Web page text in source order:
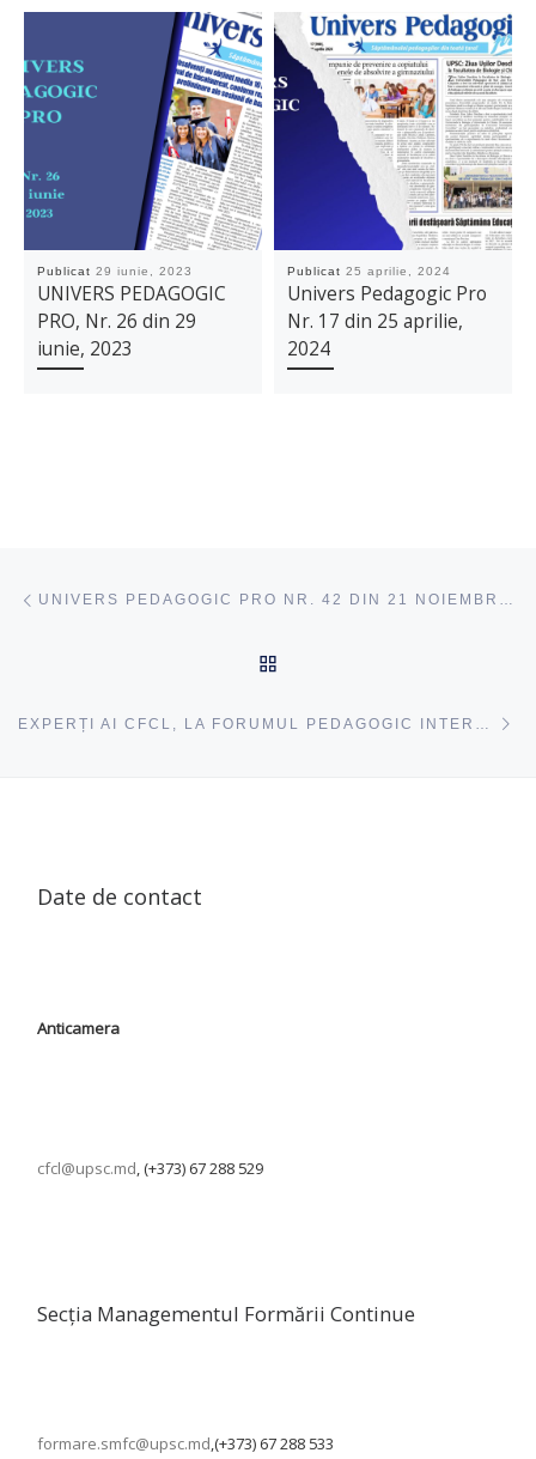
Publicat29 iunie, 2023
UNIVERS PEDAGOGIC
PRO, Nr. 26 din 29
iunie, 2023
Publicat25 aprilie, 2024
Univers Pedagogic Pro
Nr. 17 din 25 aprilie,
2024
UNIVERS PEDAGOGIC PRO NR. 42 DIN 21 NOIEMBRIEIE, 2024
Date de contact
Anticamera
cfcl@upsc.md, (+373) 67 288 529
Secția Managementul Formării Continue
formare.smfc@upsc.md,(+373) 67 288 533